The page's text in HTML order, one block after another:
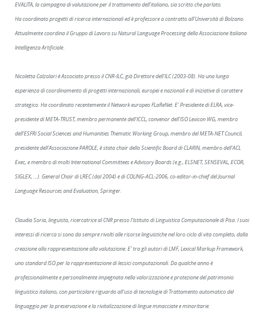
EVALITA, la campagna di valutazione per il trattamento dell’italiano, sia scritto che parlato.
Ha coordinato progetti di ricerca internazionali ed è professore a contratto all’Università di Bolzano.
Attualmente coordina il Gruppo di Lavoro su Natural Language Processing della Associazione Italiana
Intelligenza Artificiale.
Nicoletta Calzolari è Associato presso il CNR-ILC, già Direttore dell’ILC (2003-08). Ha una lunga
esperienza di coordinamento di progetti internazionali, europei e nazionali e di iniziative di carattere
strategico. Ha coordinato recentemente il Network europeo FLaReNet. E’ Presidente di ELRA, vice-
presidente di META-TRUST, membro permanente dell’ICCL, convenor dell’ISO Lexicon WG, membro
dell’ESFRI Social Sciences and Humanities Thematic Working Group, membro del META-NET Council,
presidente dell’Associazione PAROLE, è stata chair dello Scientific Board di CLARIN, membro dell’ACL
Exec, e membro di molti International Committees e Advisory Boards (e.g., ELSNET, SENSEVAL, ECOR,
SIGLEX, …). General Chair di LREC (dal 2004) e di COLING-ACL-2006, co-editor-in-chief del Journal
Language Resources and Evaluation, Springer.
Claudia Soria, linguista, ricercatrice al CNR presso l'Istituto di Linguistica Computazionale di Pisa. I suoi
interessi di ricerca si sono da sempre rivolti alle risorse linguistiche nel loro ciclo di vita completo, dalla
creazione alla rappresentazione alla valutazione. E' tra gli autori di LMF, Lexical Markup Framework,
uno standard ISO per la rappresentazione di lessici computazionali. Da qualche anno è
professionalmente e personalmente impegnata nella valorizzazione e protezione del patrimonio
linguistico italiano, con particolare riguardo all'uso di tecnologie di Trattamento automatico del
linguaggio per la preservazione e la rivitalizzazione di lingue minacciate e minoritarie.